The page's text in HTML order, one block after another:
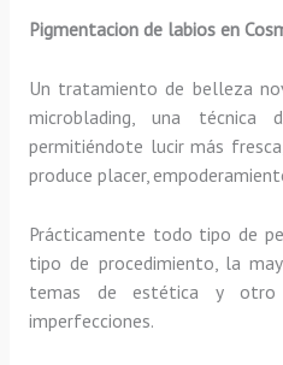
Pigmentacion de labios en
Un tratamiento de belleza
microblading, una técnica
permitiéndote lucir más
produce placer,
Prácticamente todo tipo de
tipo de procedimiento, la
temas de estética y
imperfecciones.